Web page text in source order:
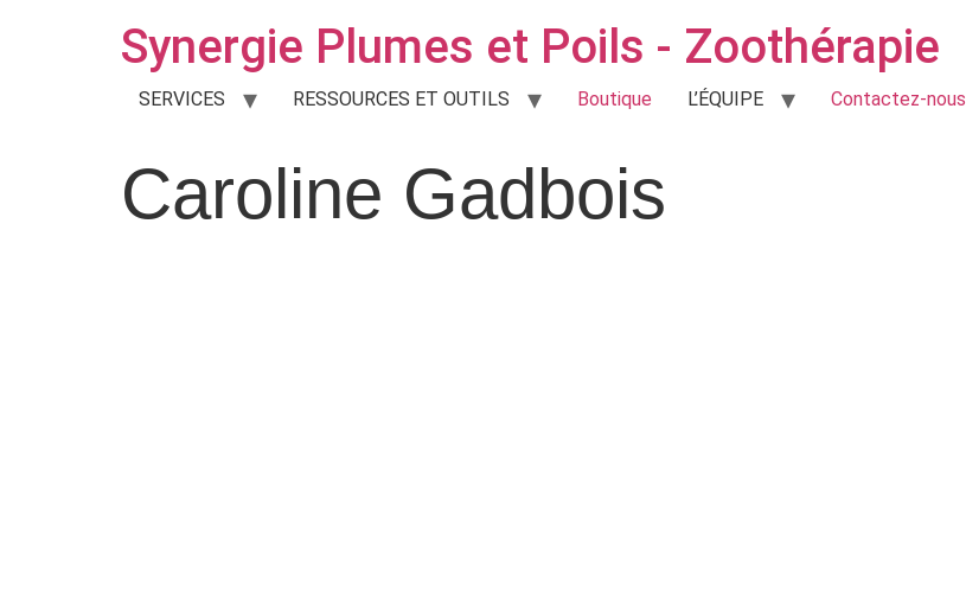
Synergie Plumes et Poils - Zoothérapie
SERVICES RESSOURCES ET OUTILS Boutique L’ÉQUIPE Contactez-nous
Caroline Gadbois